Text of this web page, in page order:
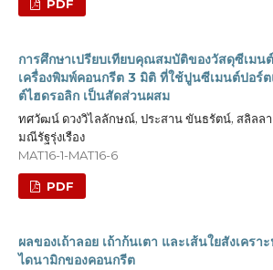
PDF
การศึกษาเปรียบเทียบคุณสมบัติของวัสดุซีเมน
เครื่องพิมพ์คอนกรีต 3 มิติ ที่ใช้ปูนซีเมนต์ปอร์
ต์ไฮดรอลิก เป็นสัดส่วนผสม
ทศวัฒน์ ดวงวิไลลักษณ์, ประสาน ขันธรัตน์, สลิลล
มณีรัฐรุ่งเรือง
MAT16-1-MAT16-6
PDF
ผลของเถ้าลอย เถ้าก้นเตา และเส้นใยสังเคร
ไดนามิกของคอนกรีต